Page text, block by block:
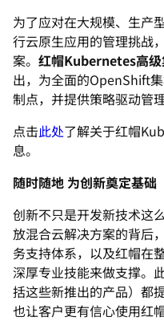
为了应对在大规模、生产
行云原生应用的管理挑战
案。 红帽Kubernetes高级
出，为全面的OpenShift
制点，并提供策略驱动管
点击此处了解关于红帽
息。
随时随地 为创新奠定基础
创新不只是开发新技术这
放混合云解决方案的背后
务支持体系，以及红帽在
深厚专业技能来做支撑。
括这些新推出的产品）都
也让客户更有信心使用红